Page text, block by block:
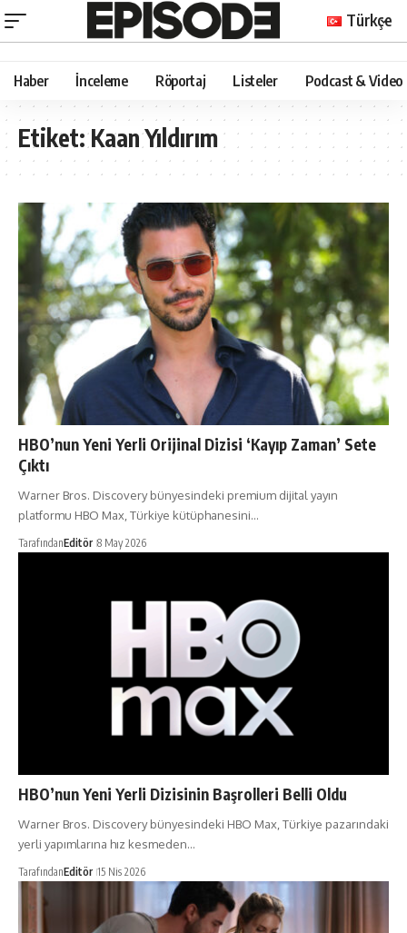
Türkçe
Haber İnceleme Röportaj Listeler Podcast & Video
Etiket:Kaan Yıldırım
HBO’nun Yeni Yerli Orijinal Dizisi ‘Kayıp Zaman’ Sete
Çıktı
Warner Bros. Discovery bünyesindeki premium dijital yayın
platformu HBO Max, Türkiye kütüphanesini…
TarafındanEditör 8 May 2026
HBO’nun Yeni Yerli Dizisinin Başrolleri Belli Oldu
Warner Bros. Discovery bünyesindeki HBO Max, Türkiye pazarındaki
yerli yapımlarına hız kesmeden…
TarafındanEditör 15 Nis 2026